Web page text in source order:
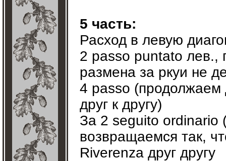
5 часть:
Расход в левую
2 passo puntato лев.,
размена за ркуи не
4 passo (продолжаем
друг к другу)
За 2 seguito ordinario
возвращаемся так,
Riverenza друг другу